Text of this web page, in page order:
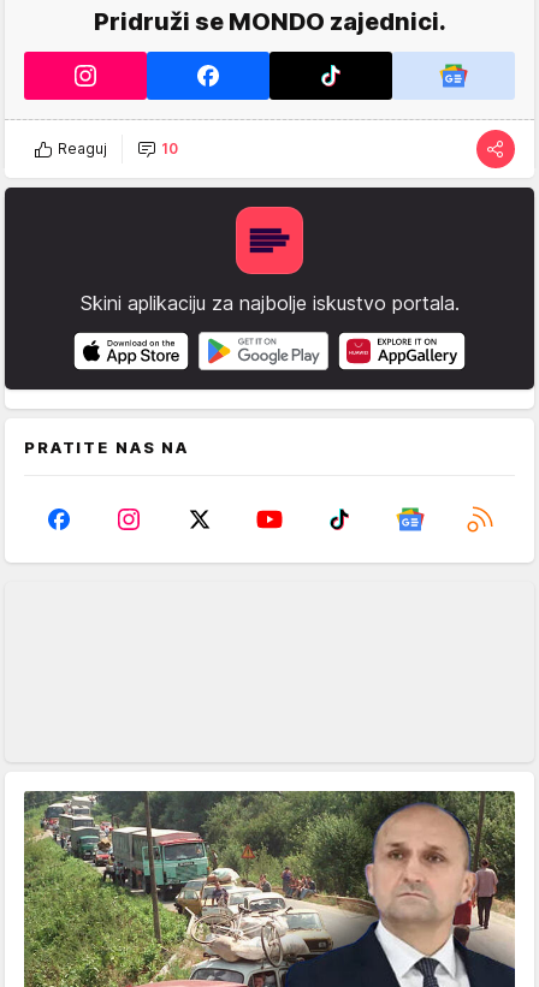
Pridruži se MONDO zajednici.
Reaguj 10
Skini aplikaciju za najbolje iskustvo portala.
PRATITE NAS NA